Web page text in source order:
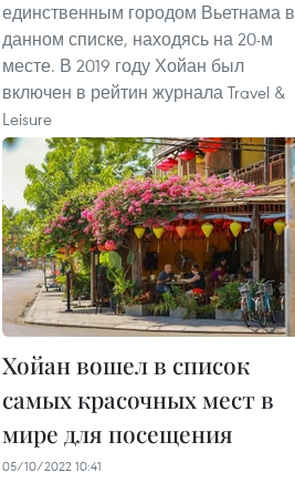
единственным городом Вьетнама в
данном списке, находясь на 20-м
месте. В 2019 году Хойан был
включен в рейтин журнала Travel &
Leisure
Хойан вошел в список
самых красочных мест в
мире для посещения
05/10/2022 10:41